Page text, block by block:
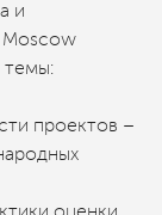
и
Moscow
темы:
проектов –